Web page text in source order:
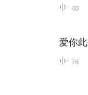
40
爱你
76